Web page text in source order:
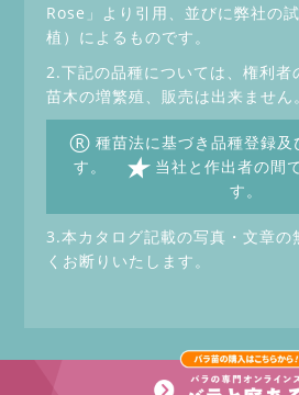
Rose」より引用、並びに弊社の
植）によるものです。
2.下記の品種については、権利者
苗木の増繁殖、販売は出来ません。
® 種苗法に基づき品種登録
す。
★ 当社と作出者の間
す。
3.本カタログ記載の写真・文章の
くお断りいたします。
Copyrightc Keihan Gardening